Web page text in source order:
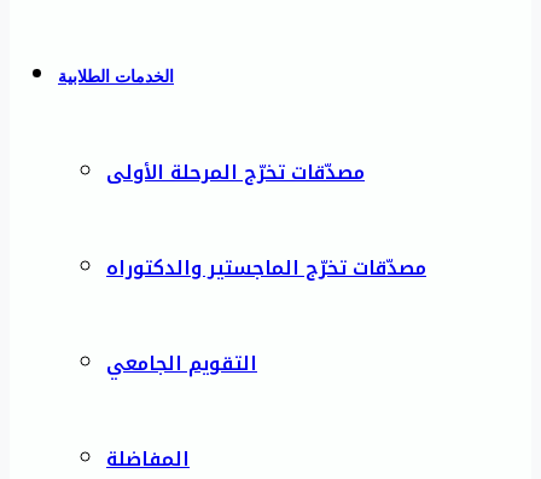
الخدمات الطلابية
مصدّقات تخرّج المرحلة الأولى
مصدّقات تخرّج الماجستير والدكتوراه
التقويم الجامعي
المفاضلة